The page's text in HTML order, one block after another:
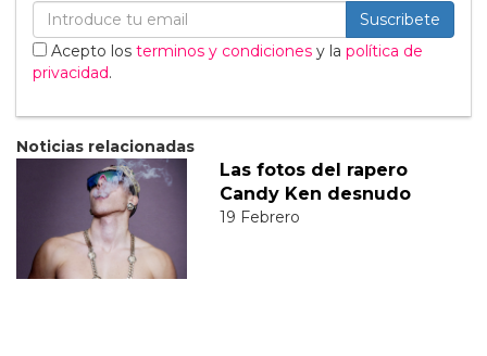
Suscribete
Acepto los terminos y condiciones y la política de
privacidad.
Noticias relacionadas
Las fotos del rapero
Candy Ken desnudo
19 Febrero